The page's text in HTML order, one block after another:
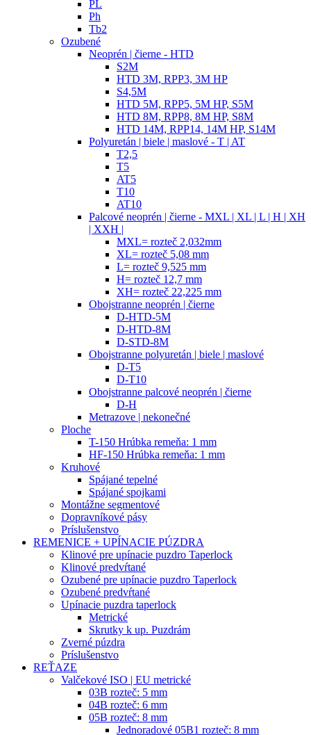
PL
Ph
Tb2
Ozubené
Neoprén | čierne - HTD
S2M
HTD 3M, RPP3, 3M HP
S4,5M
HTD 5M, RPP5, 5M HP, S5M
HTD 8M, RPP8, 8M HP, S8M
HTD 14M, RPP14, 14M HP, S14M
Polyuretán | biele | maslové - T | AT
T2,5
T5
AT5
T10
AT10
Palcové neoprén | čierne - MXL | XL | L | H | XH
| XXH |
MXL= rozteč 2,032mm
XL= rozteč 5,08 mm
L= rozteč 9,525 mm
H= rozteč 12,7 mm
XH= rozteč 22,225 mm
Obojstranne neoprén | čierne
D-HTD-5M
D-HTD-8M
D-STD-8M
Obojstranne polyuretán | biele | maslové
D-T5
D-T10
Obojstranne palcové neoprén | čierne
D-H
Metrazove | nekonečné
Ploche
T-150 Hrúbka remeňa: 1 mm
HF-150 Hrúbka remeňa: 1 mm
Kruhové
Spájané tepelné
Spájané spojkami
Montážne segmentové
Dopravníkové pásy
Príslušenstvo
REMENICE + UPÍNACIE PÚZDRA
Klinové pre upínacie puzdro Taperlock
Klinové predvŕtané
Ozubené pre upínacie puzdro Taperlock
Ozubené predvŕtané
Upínacie puzdra taperlock
Metrické
Skrutky k up. Puzdrám
Zverné púzdra
Príslušenstvo
REŤAZE
Valčekové ISO | EU metrické
03B rozteč: 5 mm
04B rozteč: 6 mm
05B rozteč: 8 mm
Jednoradové 05B1 rozteč: 8 mm